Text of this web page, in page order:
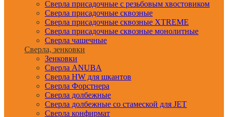
Сверла присадочные с резьбовым хвостовиком
Сверла присадочные сквозные
Сверла присадочные сквозные XTREME
Сверла присадочные сквозные монолитные
Сверла чашечные
Сверла, зенковки
Зенковки
Сверла ANUBA
Сверла HW для шкантов
Сверла Форстнера
Сверла долбежные
Сверла долбежные со стамеской для JET
Сверла конфирмат